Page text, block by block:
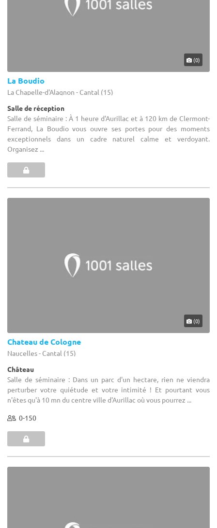
(0)
La Boudio
La Chapelle-d'Alagnon - Cantal (15)
Salle de réception
Salle de séminaire : À 1 heure d'Aurillac et à 120 km de Clermont-
Ferrand, La Boudio vous ouvre ses portes pour des moments
exceptionnels dans un cadre naturel calme et verdoyant.
Organisez ...
(0)
Chateau de Cologne
Naucelles - Cantal (15)
Château
Salle de séminaire : Dans un parc d'un hectare, rien ne viendra
perturber votre quiétude et votre intimité ! Et pourtant vous
n'êtes qu'à 10 mn du centre ville d'Aurillac où vous pourrez ...
0-150